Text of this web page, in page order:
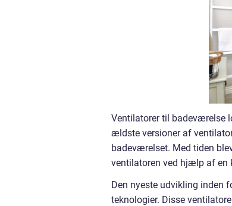
Ventilatorer til badeværelse
ældste versioner af
badeværelset. Med tiden
ventilatoren ved hjælp af en
Den nyeste udvikling inden
teknologier. Disse